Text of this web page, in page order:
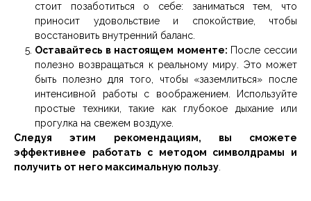
стоит позаботиться о себе: заниматься тем, что
приносит удовольствие и спокойствие, чтобы
восстановить внутренний баланс.
Оставайтесь в настоящем моменте: После сессии
полезно возвращаться к реальному миру. Это может
быть полезно для того, чтобы «заземлиться» после
интенсивной работы с воображением. Используйте
простые техники, такие как глубокое дыхание или
прогулка на свежем воздухе.
Следуя этим рекомендациям, вы сможете
эффективнее работать с методом символдрамы и
получить от него максимальную пользу